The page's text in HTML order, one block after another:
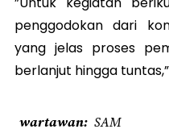
penggodokan dari
yang jelas proses
berlanjut hingga
wartawan SAM